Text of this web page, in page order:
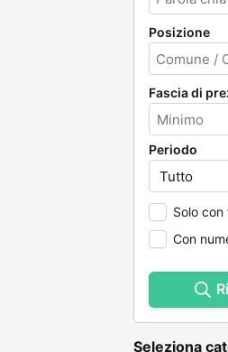
Posizione
Fascia di
Periodo
Solo con
Con
Seleziona